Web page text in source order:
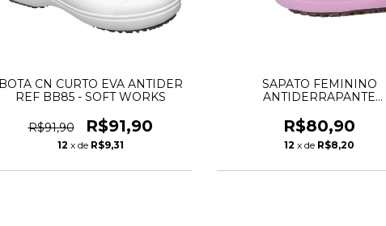
BOTA CN CURTO EVA ANTIDER
REF BB85 - SOFT WORKS
R$91,90 R$91,90
12 x de R$9,31
SAPATO FEMININO
ANTIDERRAPANTE
SOFTWORKS
R$80,90
12 x de R$8,20